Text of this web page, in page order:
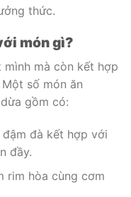
thức.
món gì?
mà còn kết hợp
số món ăn
gồm có:
đà kết hợp với
đầy.
rim hòa cùng cơm